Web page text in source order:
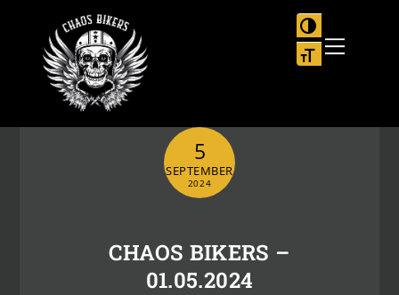
content
Menu
SCHRIFT
5
SEPTEMBER
2024
CHAOS BIKERS –
01.05.2024